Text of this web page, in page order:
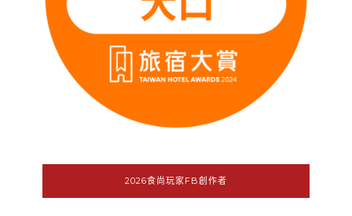
2026食尚玩家FB創作者